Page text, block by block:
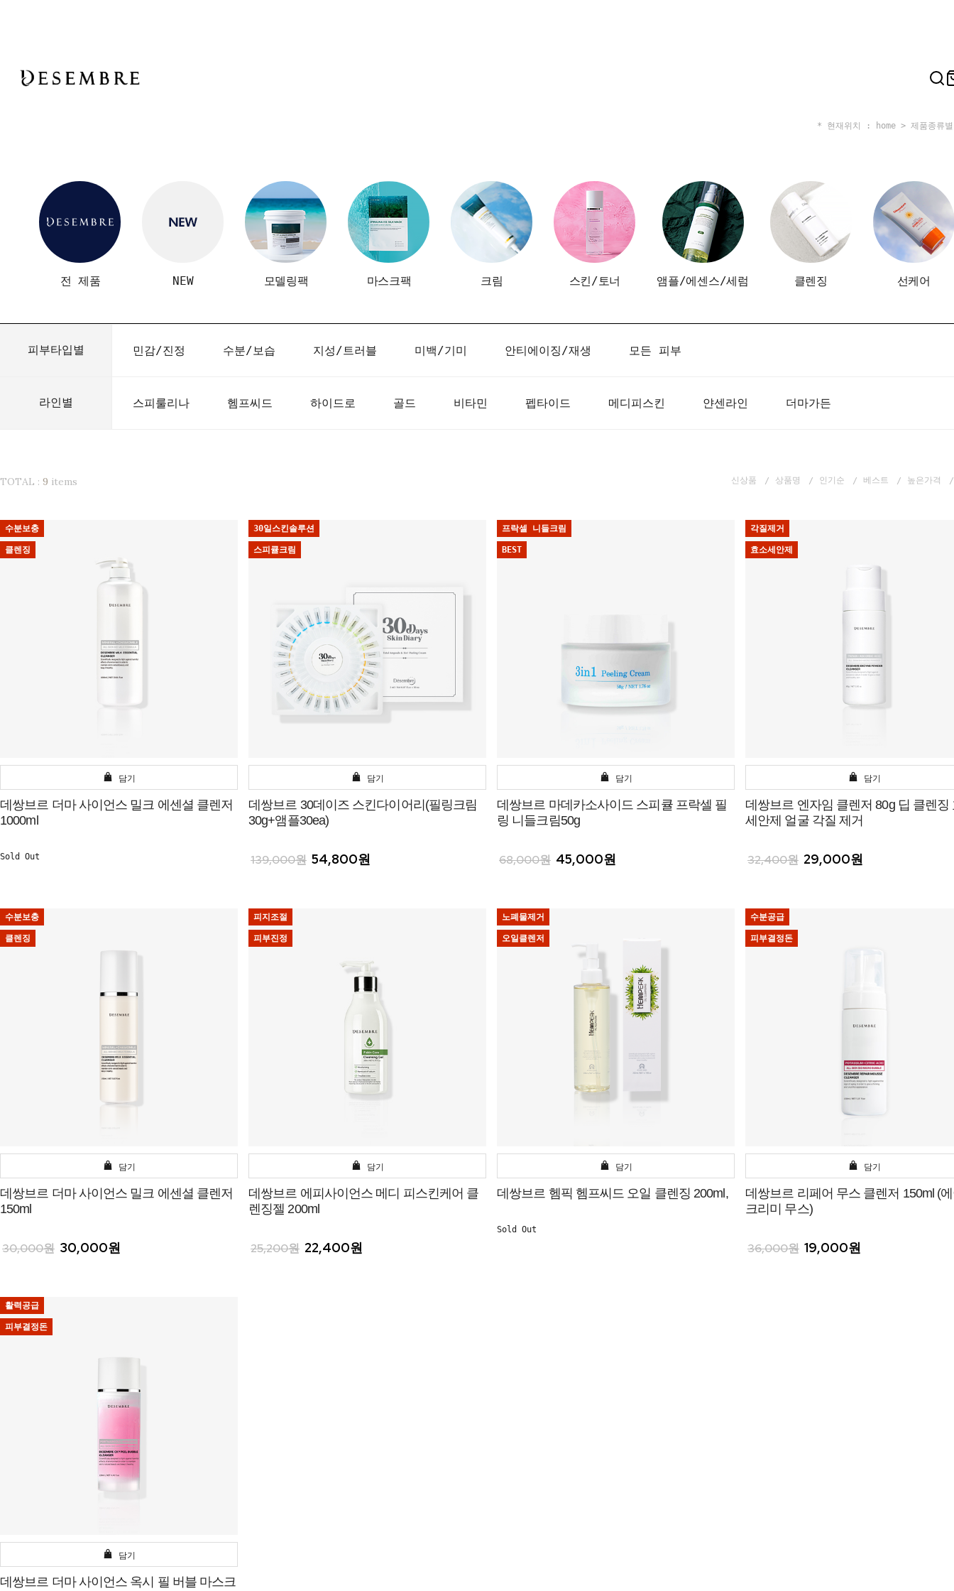
* 현재위치 : home > 제품종류별
전 제품 NEW 모델링팩 마스크팩 크림 스킨/토너 앰플/에센스/세럼 클렌징 선케어
피부타입별 민감/진정 수분/보습 지성/트러블 미백/기미 안티에이징/재생 모든 피부
라인별 스피룰리나 헴프씨드 하이드로 골드 비타민 펩타이드 메디피스킨 얀센라인 더마가든
TOTAL : 9 items 신상품 상품명 인기순 베스트 높은가격
수분보충
클렌징
담기
데쌍브르 더마 사이언스 밀크 에센셜 클렌저
1000ml
Sold Out
30일스킨솔루션
스피큘크림
담기
데쌍브르 30데이즈 스킨다이어리(필링크림
30g+앰플30ea)
139,000원 54,800원
프락셀 니들크림
BEST
담기
데쌍브르 마데카소사이드 스피큘 프락셀 필
링 니들크림50g
68,000원 45,000원
각질제거
효소세안제
담기
데쌍브르 엔자임 클렌저 80g 딥 클렌징
세안제 얼굴 각질 제거
32,400원 29,000원
수분보충
클렌징
담기
데쌍브르 더마 사이언스 밀크 에센셜 클렌저
150ml
30,000원 30,000원
피지조절
피부진정
담기
데쌍브르 에피사이언스 메디 피스킨케어 클
렌징젤 200ml
25,200원 22,400원
노폐물제거
오일클렌저
담기
데쌍브르 헴픽 헴프씨드 오일 클렌징 200ml,
Sold Out
수분공급
피부결정돈
담기
데쌍브르 리페어 무스 클렌저 150ml (
크리미 무스)
36,000원 19,000원
활력공급
피부결정돈
담기
데쌍브르 더마 사이언스 옥시 필 버블 마스크